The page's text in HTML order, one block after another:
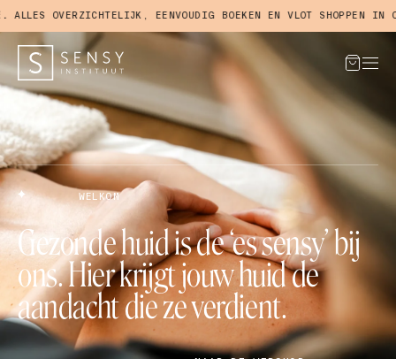
EENVOUDIG BOEKEN EN VLOT SHOPPEN IN ONZE
WELKOM
Gezonde huid is de ‘es sensy’ bij
ons. Hier krijgt jouw huid de
aandacht die ze verdient.